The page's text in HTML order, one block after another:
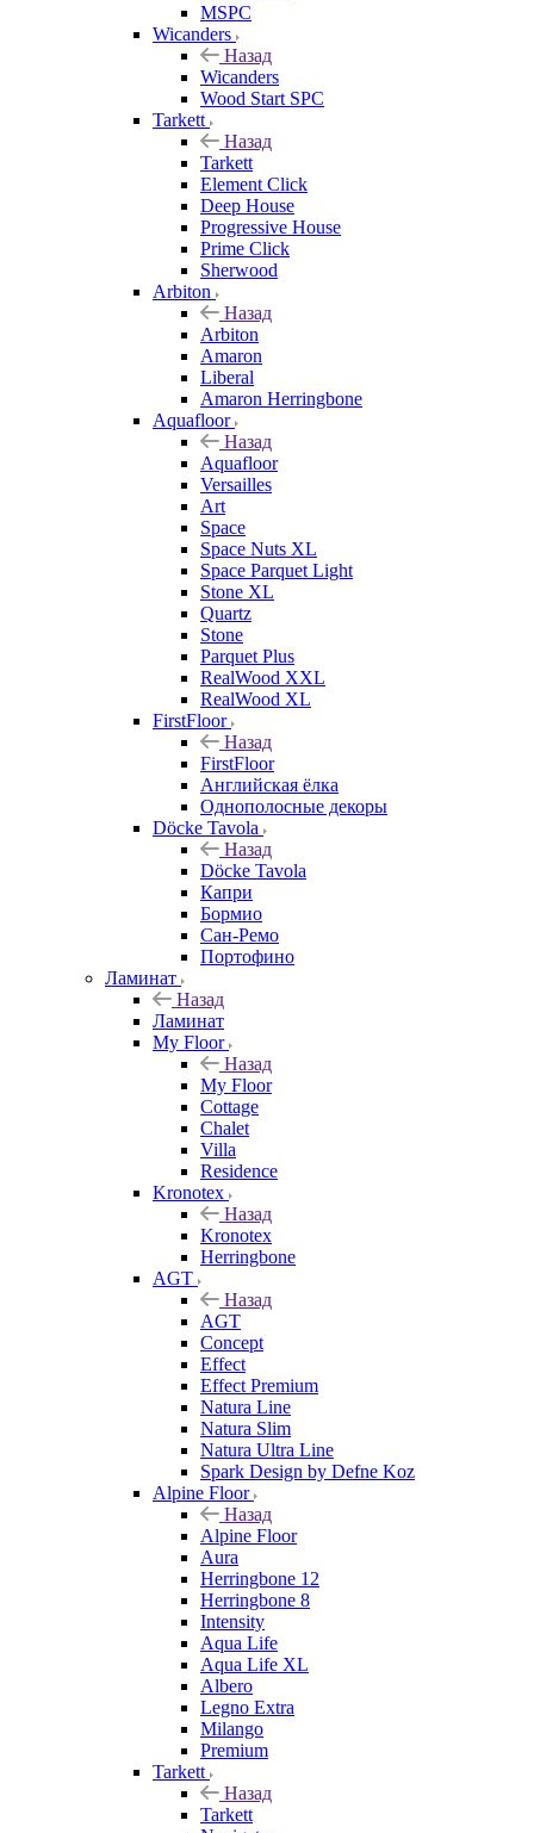
MSPC
Wicanders
Назад
Wicanders
Wood Start SPC
Tarkett
Назад
Tarkett
Element Click
Deep House
Progressive House
Prime Click
Sherwood
Arbiton
Назад
Arbiton
Amaron
Liberal
Amaron Herringbone
Aquafloor
Назад
Aquafloor
Versailles
Art
Space
Space Nuts XL
Space Parquet Light
Stone XL
Quartz
Stone
Parquet Plus
RealWood XXL
RealWood XL
FirstFloor
Назад
FirstFloor
Английская ёлка
Однополосные декоры
Döcke Tavola
Назад
Döcke Tavola
Капри
Бормио
Сан-Ремо
Портофино
Ламинат
Назад
Ламинат
My Floor
Назад
My Floor
Cottage
Chalet
Villa
Residence
Kronotex
Назад
Kronotex
Herringbone
AGT
Назад
AGT
Concept
Effect
Effect Premium
Natura Line
Natura Slim
Natura Ultra Line
Spark Design by Defne Koz
Alpine Floor
Назад
Alpine Floor
Aura
Herringbone 12
Herringbone 8
Intensity
Aqua Life
Aqua Life XL
Albero
Legno Extra
Milango
Premium
Tarkett
Назад
Tarkett